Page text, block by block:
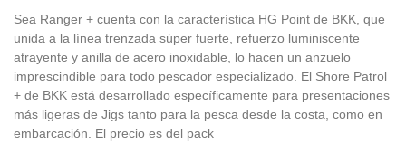
Sea Ranger + cuenta con la característica HG Point de BKK, que
unida a la línea trenzada súper fuerte, refuerzo luminiscente
atrayente y anilla de acero inoxidable, lo hacen un anzuelo
imprescindible para todo pescador especializado. El Shore Patrol
+ de BKK está desarrollado específicamente para presentaciones
más ligeras de Jigs tanto para la pesca desde la costa, como en
embarcación. El precio es del pack